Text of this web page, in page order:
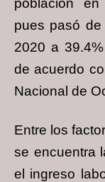
población
pues pasó de
2020 a
de acuerdo
Nacional de
Entre los
se encuentra
el ingreso